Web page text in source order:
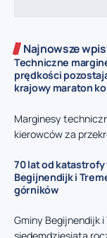
Najnowsze
Techniczne
prędkości
krajowy maraton
Marginesy
kierowców za
70 lat od katastrofy
Begijnendijk i
górników
Gminy Begijnendijk